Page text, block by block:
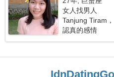
女人找男人
Tanjung Tiram
認真的感情